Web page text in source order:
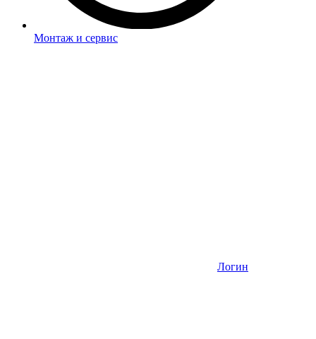
Монтаж и сервис
Логин